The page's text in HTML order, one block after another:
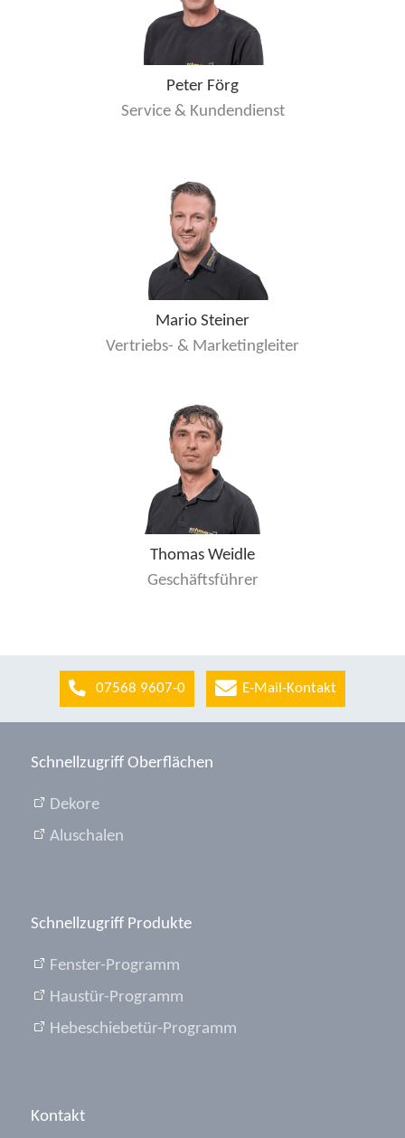
Peter Förg
Service & Kundendienst
Mario Steiner
Vertriebs- & Marketingleiter
Thomas Weidle
Geschäftsführer
07568 9607-0 E-Mail-Kontakt
Schnellzugriff Oberflächen
Dekore
Aluschalen
Schnellzugriff Produkte
Fenster-Programm
Haustür-Programm
Hebeschiebetür-Programm
Kontakt